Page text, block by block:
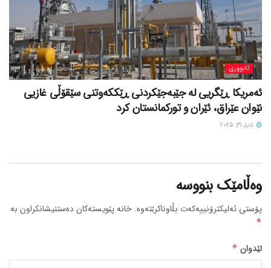
ئابووری
ئەمریکا ڕێگریی لە جێبەجێکردنی ڕێککەوتنی سێقۆڵی غازیی
نێوان عێراق، ئێران و تورکمانستان کرد
ئایار 31, 2025
وەڵامێک بنووسە
پۆستی ئەلیکترۆنییەکەت بڵاوناکرێتەوە. خانە پێویستەکان دەستنیشانکراون بە
*
لێدوان *